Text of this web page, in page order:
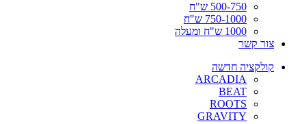
500-750 ש"ח
750-1000 ש"ח
1000 ש"ח ומעלה
צור קשר
קולקציה חדשה
ARCADIA
BEAT
ROOTS
GRAVITY